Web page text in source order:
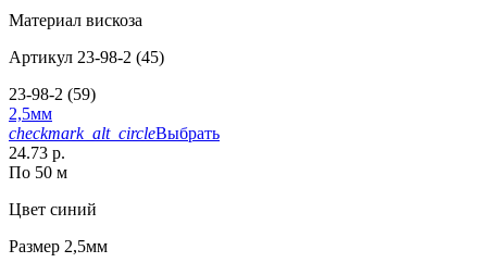
Материал вискоза
Артикул 23-98-2 (45)
23-98-2 (59)
2,5мм
checkmark_alt_circleВыбрать
24.73 р.
По 50 м
Цвет синий
Размер 2,5мм